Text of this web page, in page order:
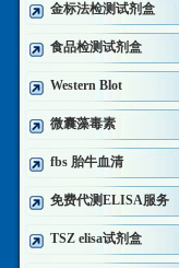
金标法检测试剂盒
食品检测试剂盒
Western Blot
微囊藻毒素
fbs 胎牛血清
免费代测ELISA服务
TSZ elisa试剂盒